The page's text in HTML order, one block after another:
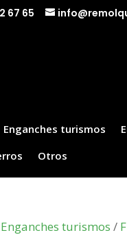
67 65
Enganches turismos
Otros
Enganches turismos /